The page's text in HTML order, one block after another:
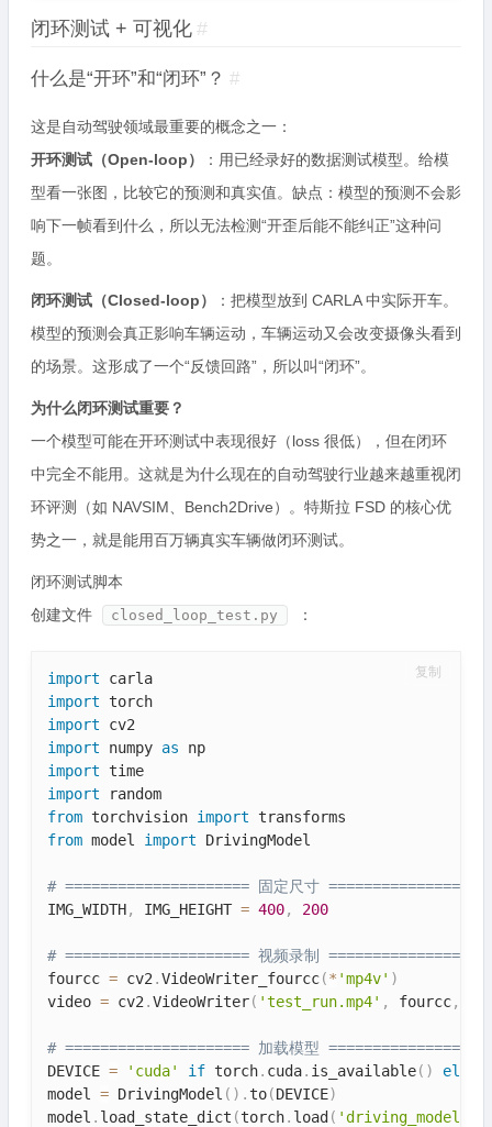
闭环测试 + 可视化 #
什么是“开环”和“闭环”？ #
这是自动驾驶领域最重要的概念之一：
开环测试（Open-loop）
：用已经录好的数据测试模型。给模
型看一张图，比较它的预测和真实值。缺点：模型的预测不会影
响下一帧看到什么，所以无法检测“开歪后能不能纠正”这种问
题。
闭环测试（Closed-loop）
：把模型放到 CARLA 中实际开车。
模型的预测会真正影响车辆运动，车辆运动又会改变摄像头看到
的场景。这形成了一个“反馈回路”，所以叫“闭环”。
为什么闭环测试重要？
一个模型可能在开环测试中表现很好（loss 很低），但在闭环
中完全不能用。这就是为什么现在的自动驾驶行业越来越重视闭
环评测（如 NAVSIM、Bench2Drive）。特斯拉 FSD 的核心优
势之一，就是能用百万辆真实车辆做闭环测试。
闭环测试脚本
创建文件
closed_loop_test.py ：
import
import
import
import numpy as
import
import
from torchvision import
from model import DrivingModel
# ===================== 固定尺寸
IMG_WIDTH, IMG_HEIGHT = 400, 200
# ===================== 视频录制
fourcc = cv2 .VideoWriter_fourcc(* 'mp4v' )
video = cv2 .VideoWriter( 'test_run.mp4' , fourcc,
# ===================== 加载模型
DEVICE = 'cuda' if torch. cuda. is_available( ) else
model = DrivingModel ( ) . to(DEVICE)
model . load_state_dict (torch. load(
复制